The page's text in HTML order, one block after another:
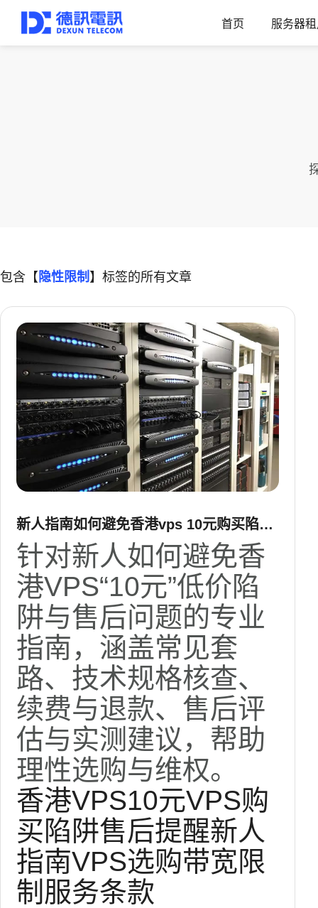
首页 服务器
包含【 隐性限制 】标签的所有文章
新人指南如何避免香港vps 10元购买陷阱
与售后陷阱提醒
针对新人如何避免香
港VPS“10元”低价陷
阱与售后问题的专业
指南，涵盖常见套
路、技术规格核查、
续费与退款、售后评
估与实测建议，帮助
理性选购与维权。
香港VPS10元VPS购
买陷阱售后提醒新人
指南VPS选购带宽限
制 服务条款